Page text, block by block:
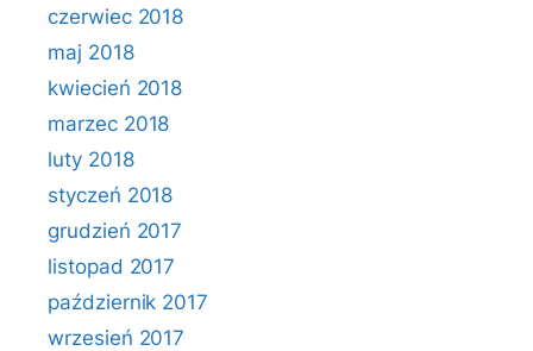
czerwiec 2018
maj 2018
kwiecień 2018
marzec 2018
luty 2018
styczeń 2018
grudzień 2017
listopad 2017
październik 2017
wrzesień 2017